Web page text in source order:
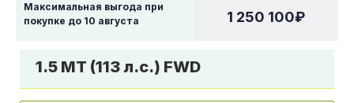
Максимальная выгода при
покупке до 10 августа 1 250 100₽
1.5 MT (113 л.с.) FWD